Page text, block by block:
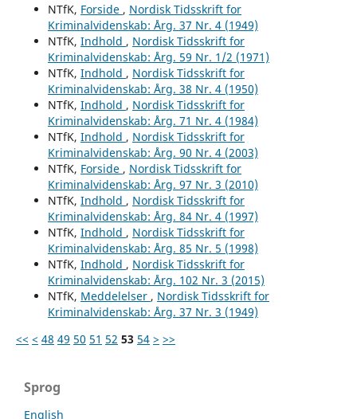
NTfK, Forside , Nordisk Tidsskrift for
Kriminalvidenskab: Årg. 37 Nr. 4 (1949)
NTfK, Indhold , Nordisk Tidsskrift for
Kriminalvidenskab: Årg. 59 Nr. 1/2 (1971)
NTfK, Indhold , Nordisk Tidsskrift for
Kriminalvidenskab: Årg. 38 Nr. 4 (1950)
NTfK, Indhold , Nordisk Tidsskrift for
Kriminalvidenskab: Årg. 71 Nr. 4 (1984)
NTfK, Indhold , Nordisk Tidsskrift for
Kriminalvidenskab: Årg. 90 Nr. 4 (2003)
NTfK, Forside , Nordisk Tidsskrift for
Kriminalvidenskab: Årg. 97 Nr. 3 (2010)
NTfK, Indhold , Nordisk Tidsskrift for
Kriminalvidenskab: Årg. 84 Nr. 4 (1997)
NTfK, Indhold , Nordisk Tidsskrift for
Kriminalvidenskab: Årg. 85 Nr. 5 (1998)
NTfK, Indhold , Nordisk Tidsskrift for
Kriminalvidenskab: Årg. 102 Nr. 3 (2015)
NTfK, Meddelelser , Nordisk Tidsskrift for
Kriminalvidenskab: Årg. 37 Nr. 3 (1949)
<< < 48 49 50 51 52 53 54 > >>
Sprog
English